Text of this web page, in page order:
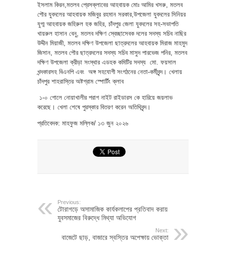
ইসলাম কিরন,মতলব প্রেসক্লাবের আহবায়ক মোঃ আমির খসরু, মতলব
পৌর যুবদলের আহবায়ক মজিবুর রহমান সরকার,উপজেলা যুবদলের সিনিয়র
যুগ্ম আহবায়ক জহিরুল হক জহির, চাঁদপুর জেলা যুবদলের সহ-সভাপতি
খায়রুল হাসান বেনু, মতলব দক্ষিণ স্বেচ্ছাসেবক দলের সদস্য সচিব নাছির
উদ্দীন মিয়াজী, মতলব দক্ষিণ উপজেলা ছাত্রদলের আহবায়ক মিরাজ মাহমুদ
জিসান, মতলব পৌর ছাত্রদলের সদস্য সচিব মাসুদ পারভেজ পনির, মতলব
দক্ষিণ উপজেলা ক্রীড়া সংস্থার এডহক কমিটির সদস্য মো. ফয়সাল
খন্দকারসহ বিএনপি এবং অঙ্গ সহযোগী সংগঠনের নেতা-কর্মীবৃন্দ। খেলায়
চাঁদপুর শাহরাস্তির অষ্টগ্রাম স্পোর্টিং ক্লাব
১-০ গোলে নোয়াখালীর পরাগ নাইট রাইডারস কে হারিয়ে জয়লাভ
করেছে। খেলা শেষে পুরস্কার বিতরণ করেন অতিথিবৃন্দ।
প্রতিবেদক: মাহফুজ মল্লিক/ ১৩ জুন ২০২৬
Previous:
টোরাগড়ে অসামাজিক কার্যকলাপের প্রতিবাদ করায়
যুবসমাজের বিরুদ্ধে মিথ্যা অভিযোগ
Next:
বাজেটে ছাড়, বাজারে স্বস্তির অপেক্ষায় ভোক্তা